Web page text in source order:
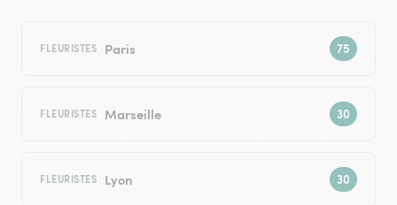
FLEURISTES Paris
FLEURISTES Marseille
FLEURISTES Lyon